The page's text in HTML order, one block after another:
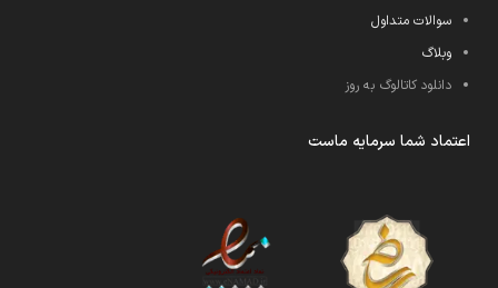
سوالات متداول
وبلاگ
دانلود کاتالوگ به روز
اعتماد شما سرمایه ماست